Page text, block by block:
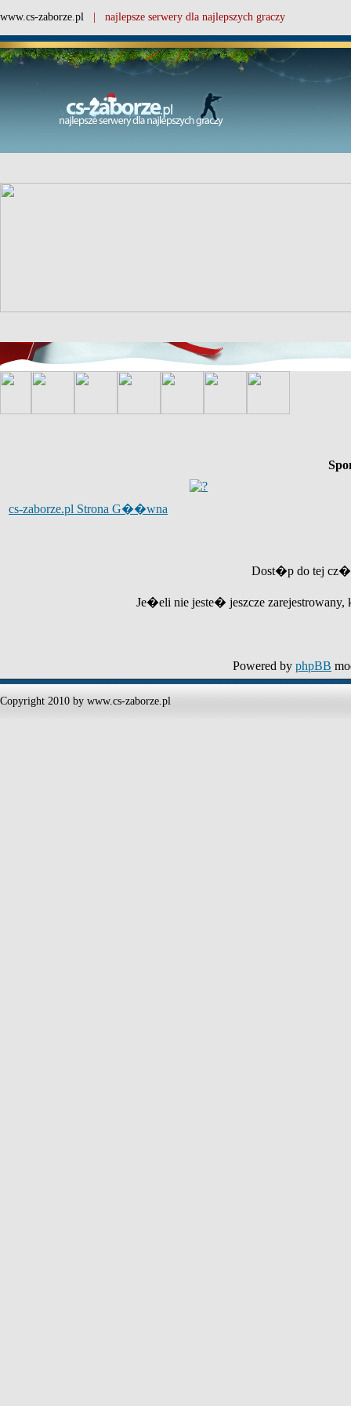
www.cs-zaborze.pl | najlepsze serwery dla najlepszych graczy
cs-zaborze.pl Strona G��wna
Dost�p do tej
Je�eli nie jeste� jeszcze
Powered by phpBB
Copyright 2010 by www.cs-zaborze.pl